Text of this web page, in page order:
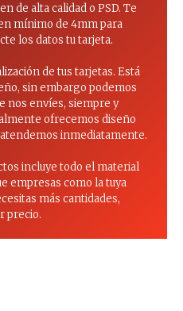
de alta calidad o PSD. Te
mínimo de 4mm para
los datos tu tarjeta.
de tus tarjetas. Está
sin embargo podemos
nos envíes, siempre y
ofrecemos diseño
inmediatamente.
incluye todo el material
empresas como la tuya
más cantidades,
precio.